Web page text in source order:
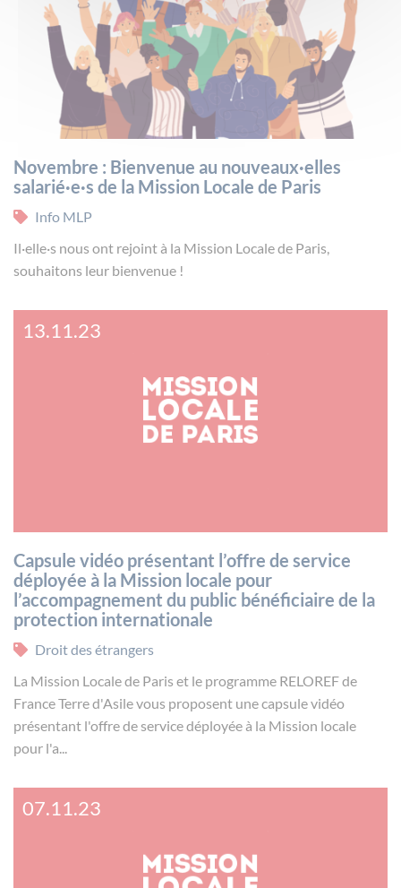
Novembre : Bienvenue au nouveaux·elles
salarié·e·s de la Mission Locale de Paris
Info MLP
Il·elle·s nous ont rejoint à la Mission Locale de Paris,
souhaitons leur bienvenue !
13.11.23
Capsule vidéo présentant l’offre de service
déployée à la Mission locale pour
l’accompagnement du public bénéficiaire de la
protection internationale
Droit des étrangers
La Mission Locale de Paris et le programme RELOREF de
France Terre d'Asile vous proposent une capsule vidéo
présentant l'offre de service déployée à la Mission locale
pour l'a...
07.11.23